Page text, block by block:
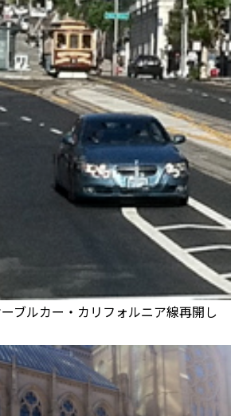
ブルカー・カリフォルニア線再開し